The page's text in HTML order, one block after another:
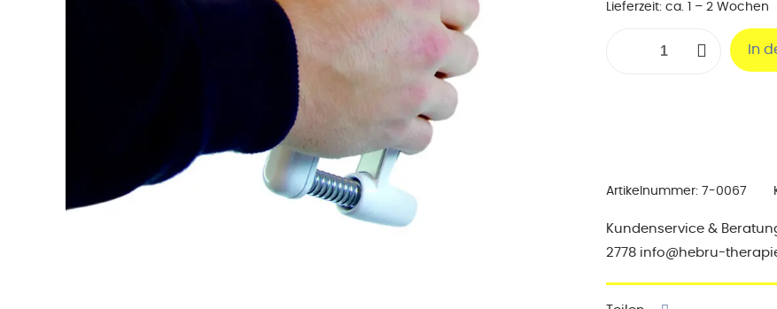
Lieferzeit: ca. 1 – 2 Wochen
In
Artikelnummer: 7-0067
Kundenservice &
2778 info@hebru-